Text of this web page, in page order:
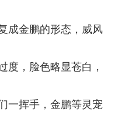
成金鹏的形态，威风
，脸色略显苍白，
一挥手，金鹏等灵宠